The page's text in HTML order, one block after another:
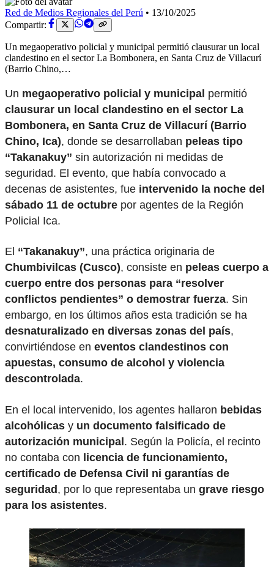
Red de Medios Regionales del Perú • 13/10/2025
Compartir:
Un megaoperativo policial y municipal permitió clausurar un local
clandestino en el sector La Bombonera, en Santa Cruz de Villacurí
(Barrio Chino,…
Un megaoperativo policial y municipal permitió
clausurar un local clandestino en el sector La
Bombonera, en Santa Cruz de Villacurí (Barrio
Chino, Ica), donde se desarrollaban peleas tipo
“Takanakuy” sin autorización ni medidas de
seguridad. El evento, que había convocado a
decenas de asistentes, fue intervenido la noche del
sábado 11 de octubre por agentes de la Región
Policial Ica.
El “Takanakuy”, una práctica originaria de
Chumbivilcas (Cusco), consiste en peleas cuerpo a
cuerpo entre dos personas para “resolver
conflictos pendientes” o demostrar fuerza. Sin
embargo, en los últimos años esta tradición se ha
desnaturalizado en diversas zonas del país,
convirtiéndose en eventos clandestinos con
apuestas, consumo de alcohol y violencia
descontrolada.
En el local intervenido, los agentes hallaron bebidas
alcohólicas y un documento falsificado de
autorización municipal . Según la Policía, el recinto
no contaba con licencia de funcionamiento,
certificado de Defensa Civil ni garantías de
seguridad , por lo que representaba un grave riesgo
para los asistentes.